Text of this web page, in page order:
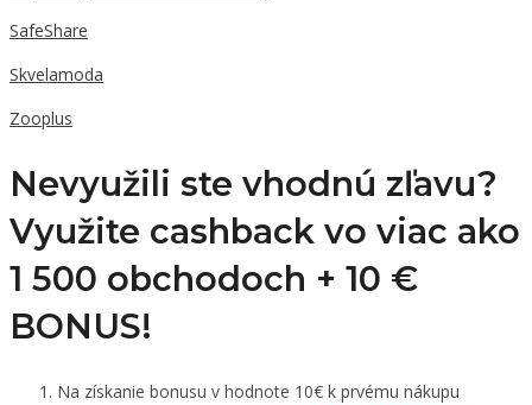
SafeShare
Skvelamoda
Zooplus
Nevyužili ste vhodnú zľavu?
Využite cashback vo viac ako
1 500 obchodoch + 10 €
BONUS!
Na získanie bonusu v hodnote 10€ k prvému nákupu